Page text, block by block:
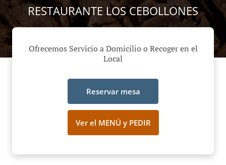
RESTAURANTE LOS CEBOLLONES
Ofrecemos Servicio a Domicilio o Recoger en el
Local
Reservar mesa
Ver el MENÚ y PEDIR